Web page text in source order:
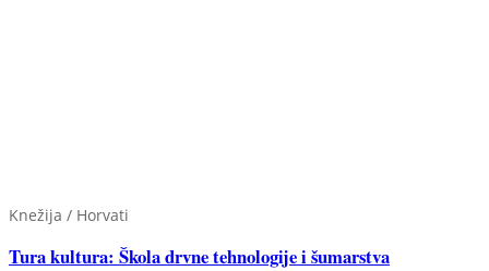
Knežija / Horvati
Tura kultura: Škola drvne tehnologije i šumarstva